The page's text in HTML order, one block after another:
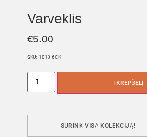
Varveklis
€5.00
SKU: 1013-6CK
Į KREPŠELĮ
SURINK VISĄ KOLEKCIJĄ!